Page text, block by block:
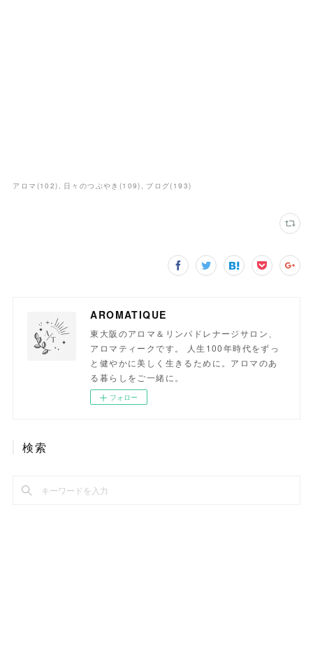
アロマ (102) 日々のつぶやき (109) ブログ( 193)
AROMATIQUE
東大阪のアロマ＆リンパドレナージサロン、
アロマティークです。 人生100年時代をずっ
と健やかに美しく生きるために。アロマのあ
る暮らしをご一緒に。
フォロー
検索